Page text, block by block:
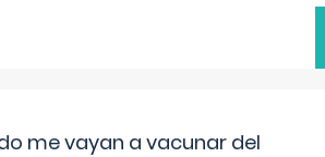
me vayan a vacunar del